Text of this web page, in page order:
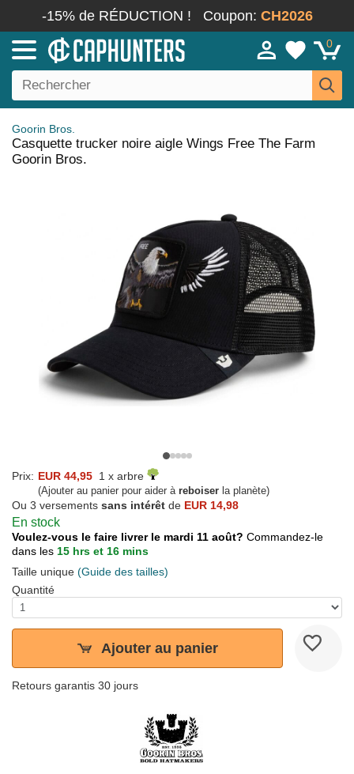
-15% de RÉDUCTION ! Coupon: CH2026
0
Goorin Bros.
Casquette trucker noire aigle Wings Free The Farm
Goorin Bros.
Prix: EUR 44,95 1 x arbre
(Ajouter au panier pour aider à reboiser la planète)
Ou 3 versements sans intérêt de EUR 14,98
En stock
Voulez-vous le faire livrer le mardi 11 août? Commandez-le
dans les 15 hrs et 16 mins
Taille unique (Guide des tailles)
Quantité
Ajouter au panier
Retours garantis 30 jours